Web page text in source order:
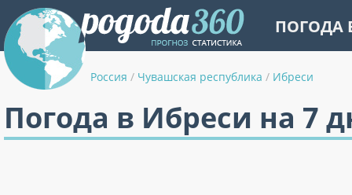
ПОГОДА
Россия / Чувашская республика / Ибреси
Погода в Ибреси на 7